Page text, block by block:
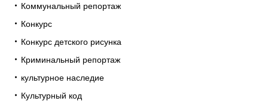
Коммунальный репортаж
Конкурс
Конкурс детского рисунка
Криминальный репортаж
культурное наследие
Культурный код